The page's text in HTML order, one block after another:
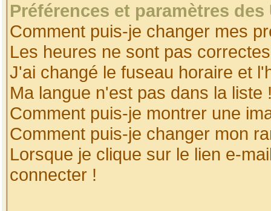
Préférences et paramètres
Comment puis-je changer mes
Les heures ne sont pas
J'ai changé le fuseau horaire et
Ma langue n'est pas dans la liste
Comment puis-je montrer une
Comment puis-je changer mon
Lorsque je clique sur le lien e-
connecter !